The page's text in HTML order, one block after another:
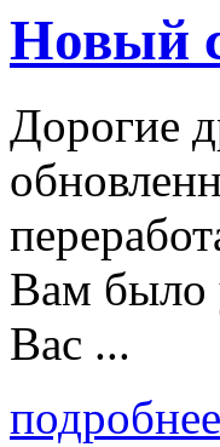
Новый
Дорогие
Вам было
Вас ...